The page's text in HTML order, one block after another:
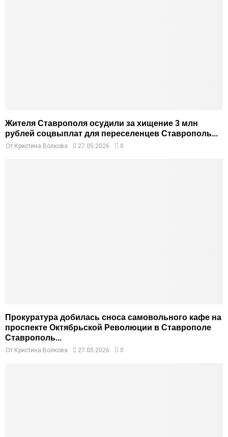
Жителя Ставрополя осудили за хищение 3 млн
рублей соцвыплат для переселенцев Ставрополь...
От Кристина Волкова 27.05.2026 0
Прокуратура добилась сноса самовольного кафе на
проспекте Октябрьской Революции в Ставрополе
Ставрополь...
От Кристина Волкова 27.05.2026 0